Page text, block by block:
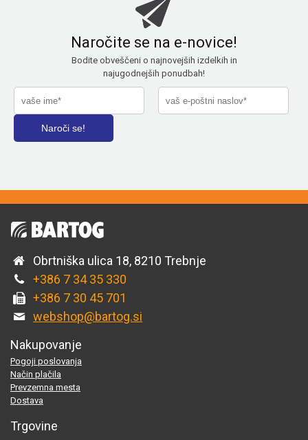
Naročite se na e-novice!
Bodite obveščeni o najnovejših izdelkih in
najugodnejših ponudbah!
Obrtniška ulica 18, 8210 Trebnje
+386 7 34 35 330
+386 7 30 45 701
webshop@bartog.si
Nakupovanje
Pogoji poslovanja
Način plačila
Prevzemna mesta
Dostava
Trgovine